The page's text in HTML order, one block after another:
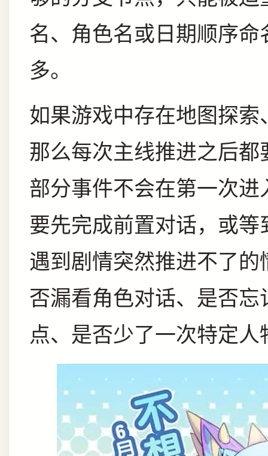
名、角色名或日期顺序
多。
如果游戏中存在地图探
那么每次主线推进之后
部分事件不会在第一次
要先完成前置对话，或
遇到剧情突然推进不了
否漏看角色对话、是否
点、是否少了一次特定人